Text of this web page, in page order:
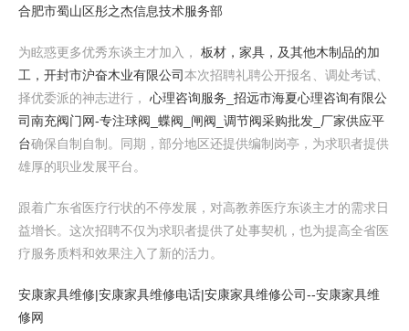
合肥市蜀山区彤之杰信息技术服务部
为眩惑更多优秀东谈主才加入， 板材，家具，及其他木制品的加
工，开封市沪奋木业有限公司本次招聘礼聘公开报名、调处考试、
择优委派的神志进行， 心理咨询服务_招远市海夏心理咨询有限公
司南充阀门网-专注球阀_蝶阀_闸阀_调节阀采购批发_厂家供应平
台确保自制自制。同期，部分地区还提供编制岗亭，为求职者提供
雄厚的职业发展平台。
跟着广东省医疗行状的不停发展，对高教养医疗东谈主才的需求日
益增长。这次招聘不仅为求职者提供了处事契机，也为提高全省医
疗服务质料和效果注入了新的活力。
安康家具维修|安康家具维修电话|安康家具维修公司--安康家具维
修网